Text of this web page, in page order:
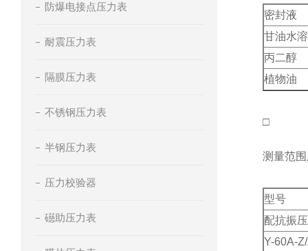
防爆电接点压力表
耐震压力表
隔膜压力表
不锈钢压力表
半钢压力表
压力校验器
礠助压力表
密封液
甘油水
丙二醇
植物油
□
测量范
型号
配抗振
Y-60A-